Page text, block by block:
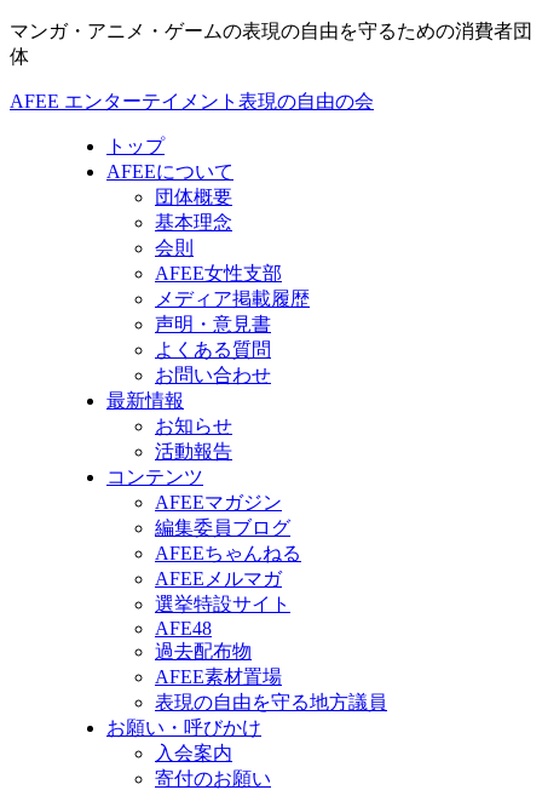
マンガ・アニメ・ゲームの表現の自由を守るための消費者団
体
AFEE エンターテイメント表現の自由の会
トップ
AFEEについて
団体概要
基本理念
会則
AFEE女性支部
メディア掲載履歴
声明・意見書
よくある質問
お問い合わせ
最新情報
お知らせ
活動報告
コンテンツ
AFEEマガジン
編集委員ブログ
AFEEちゃんねる
AFEEメルマガ
選挙特設サイト
AFE48
過去配布物
AFEE素材置場
表現の自由を守る地方議員
お願い・呼びかけ
入会案内
寄付のお願い